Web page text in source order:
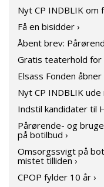
Nyt CP INDBLIK om
Få en bisidder ›
Åbent brev:
Gratis teaterhold for
Elsass Fonden
Nyt CP INDBLIK ude
Indstil kandidater til
Pårørende- og
på botilbud ›
Omsorgssvigt på
mistet tilliden ›
CPOP fylder 10 år ›